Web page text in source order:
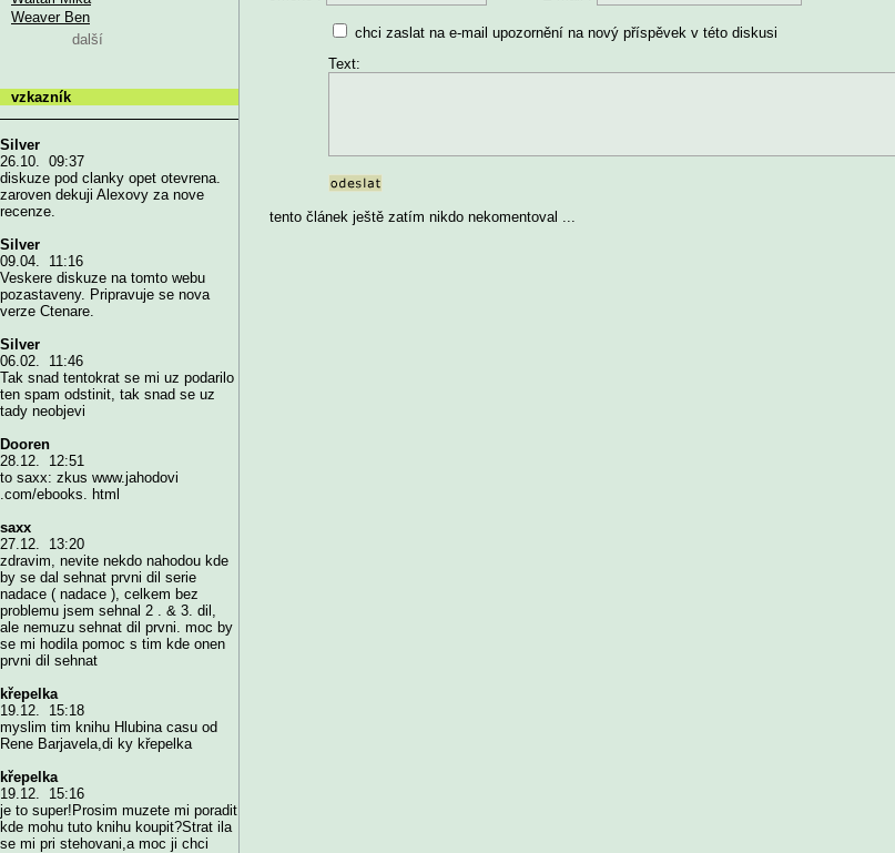
chci zaslat na e-mail upozornění na nový příspěvek v této diskusi
Text:
tento článek ještě zatím nikdo nekomentoval ...
Weaver Ben
další
vzkazník
Silver
26.10. 09:37
diskuze pod clanky opet otevrena.
zaroven dekuji Alexovy za nove
recenze.
Silver
09.04. 11:16
Veskere diskuze na tomto webu
pozastaveny. Pripravuje se nova
verze Ctenare.
Silver
06.02. 11:46
Tak snad tentokrat se mi uz podarilo
ten spam odstinit, tak snad se uz
tady neobjevi
Dooren
28.12. 12:51
to saxx: zkus www.jahodovi
.com/ebooks. html
saxx
27.12. 13:20
zdravim, nevite nekdo nahodou kde
by se dal sehnat prvni dil serie
nadace ( nadace ), celkem bez
problemu jsem sehnal 2 . & 3. dil,
ale nemuzu sehnat dil prvni. moc by
se mi hodila pomoc s tim kde onen
prvni dil sehnat
křepelka
19.12. 15:18
myslim tim knihu Hlubina casu od
Rene Barjavela,di ky křepelka
křepelka
19.12. 15:16
je to super!Prosim muzete mi poradit
kde mohu tuto knihu koupit?Strat ila
se mi pri stehovani,a moc ji chci